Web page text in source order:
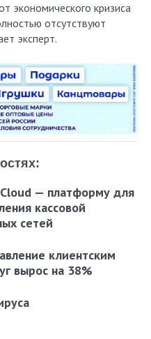
экономического кризиса
отсутствуют
эксперт.
— платформу для
кассовой
сетей
клиентским
вырос на 38%